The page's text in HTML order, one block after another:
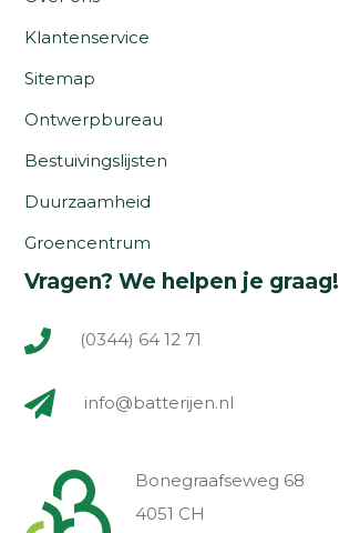
Klantenservice
Sitemap
Ontwerpbureau
Bestuivingslijsten
Duurzaamheid
Groencentrum
Vragen? We helpen je graag!
(0344) 64 12 71
info@batterijen.nl
Bonegraafseweg 68
4051 CH